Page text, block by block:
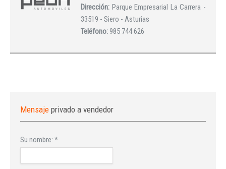
Dirección: Parque Empresarial La Carrera -
33519 - Siero - Asturias
Teléfono:985 744 626
Mensaje privado a vendedor
Su nombre: *